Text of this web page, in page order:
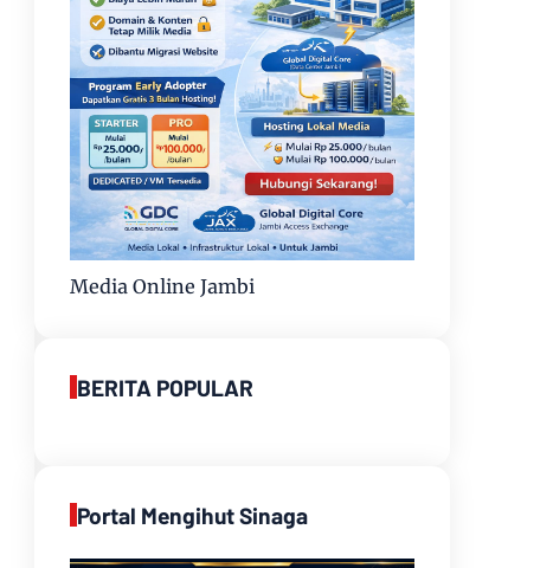
Media Online Jambi
BERITA POPULAR
Portal Mengihut Sinaga